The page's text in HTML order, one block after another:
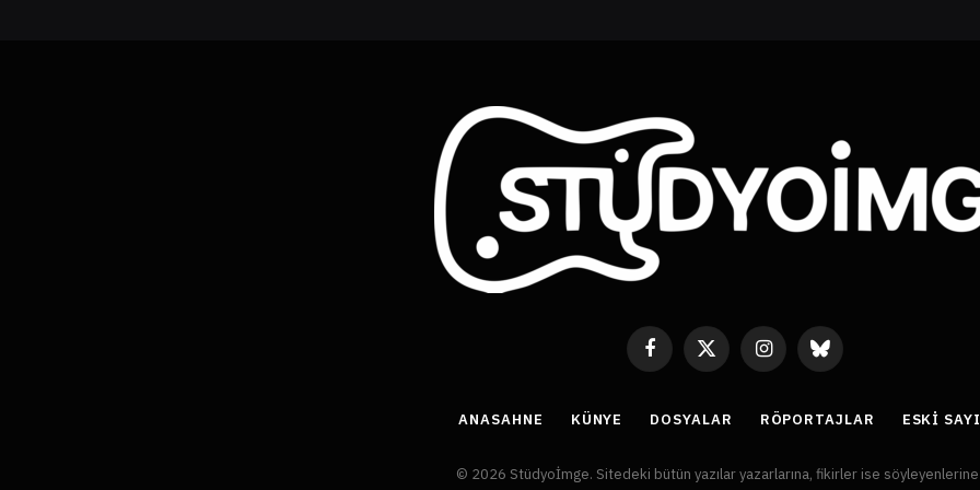
Facebook
X
InstagramBluesky
ANASAHNE KÜNYE DOSYALAR RÖPORTAJLAR ESKI
© 2026 Stüdyoİmge. Sitedeki bütün yazılar yazarlarına, fikirler ise